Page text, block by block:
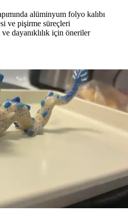
alüminyum folyo kalıbı
ve pişirme süreçleri
ve dayanıklılık için öneriler